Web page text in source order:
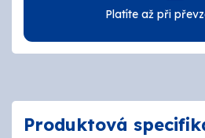
ZNAČKY
Platíte až při
Produktová